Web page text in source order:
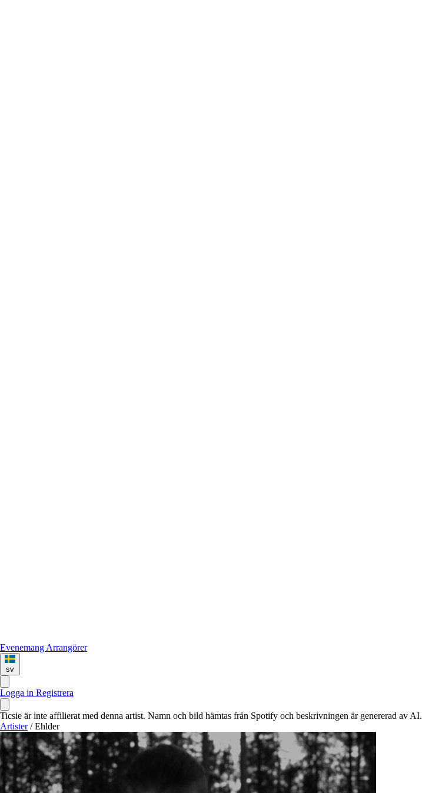
Evenemang Arrangörer
sv
Logga in Registrera
Ticsie är inte affilierat med denna artist. Namn och bild hämtas från Spotify och beskrivningen är genererad av AI.
Artister / Ehlder